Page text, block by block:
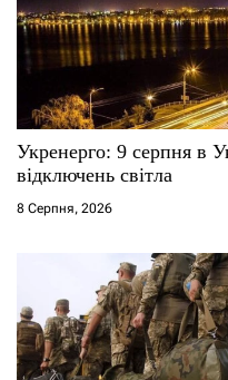
п
и
с
і
в
Укренерго: 9 серпня в
відключень світла
8 Серпня, 2026